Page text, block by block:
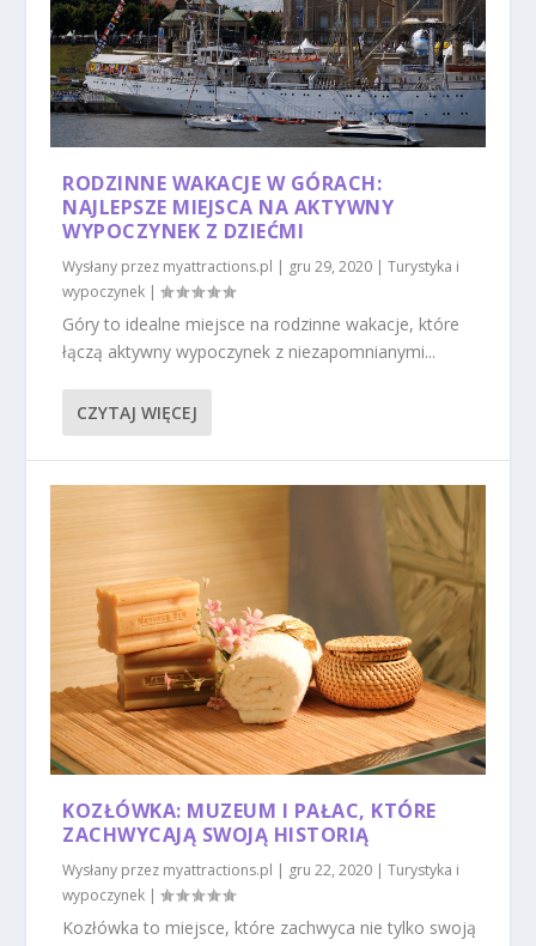
RODZINNE WAKACJE W GÓRACH:
NAJLEPSZE MIEJSCA NA AKTYWNY
WYPOCZYNEK Z DZIEĆMI
Wysłany przez myattractions.pl | gru 29, 2020 |Turystyka i
wypoczynek |
Góry to idealne miejsce na rodzinne wakacje, które
łączą aktywny wypoczynek z niezapomnianymi...
CZYTAJ WIĘCEJ
KOZŁÓWKA: MUZEUM I PAŁAC, KTÓRE
ZACHWYCAJĄ SWOJĄ HISTORIĄ
Wysłany przez myattractions.pl gru 22, 2020 |Turystyka i
wypoczynek |
Kozłówka to miejsce, które zachwyca nie tylko swoją